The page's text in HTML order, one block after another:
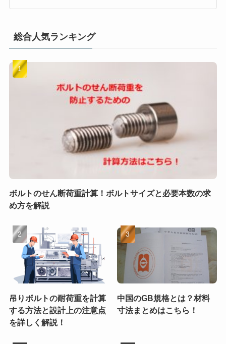
総合人気ランキング
ボルトのせん断荷重計算！ボルトサイズと必要本数の求
め方を解説
吊りボルトの耐荷重を計算
する方法と設計上の注意点
を詳しく解説！
中国のGB規格とは？材料
寸法まとめはこちら！